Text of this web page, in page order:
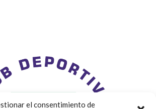
el consentimiento de